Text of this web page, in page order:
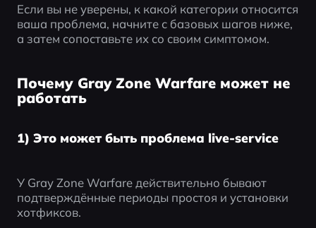
Если вы не уверены, к какой категории относится
ваша проблема, начните с базовых шагов ниже,
а затем сопоставьте их со своим симптомом.
Почему Gray Zone Warfare может не
работать
1) Это может быть проблема live-service
У Gray Zone Warfare действительно бывают
подтверждённые периоды простоя и установки
хотфиксов.